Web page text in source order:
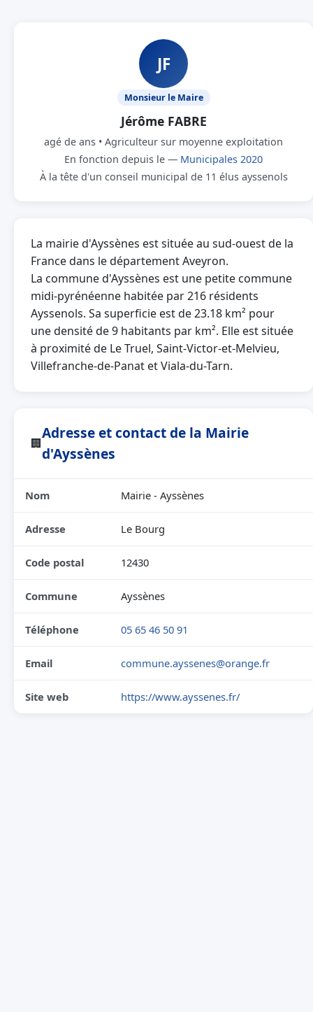
JF
Monsieur le Maire
Jérôme FABRE
agé de ans • Agriculteur sur moyenne exploitation
En fonction depuis le — Municipales 2020
À la tête d'un conseil municipal de 11 élus ayssenols
La mairie d'Ayssènes est située au sud-ouest de la
France dans le département Aveyron.
La commune d'Ayssènes est une petite commune
midi-pyrénéenne habitée par 216 résidents
Ayssenols. Sa superficie est de 23.18 km² pour
une densité de 9 habitants par km². Elle est située
à proximité de Le Truel, Saint-Victor-et-Melvieu,
Villefranche-de-Panat et Viala-du-Tarn.
🏢
Adresse et contact de la Mairie
d'Ayssènes
Nom Mairie - Ayssènes
Adresse Le Bourg
Code postal 12430
Commune Ayssènes
Téléphone 05 65 46 50 91
Email commune.ayssenes@orange.fr
Site web https://www.ayssenes.fr/